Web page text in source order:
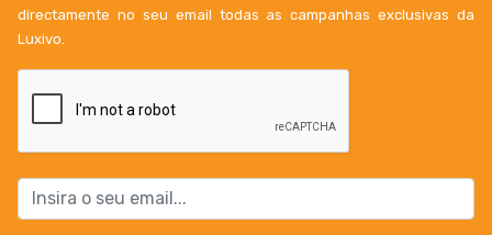
directamente no seu email todas as campanhas exclusivas da
Luxivo.